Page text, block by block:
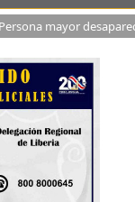
Persona mayor